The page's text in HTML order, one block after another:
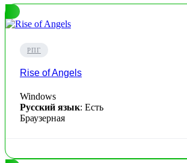
РПГ
Rise of Angels
Windows
Русский язык: Есть
Браузерная